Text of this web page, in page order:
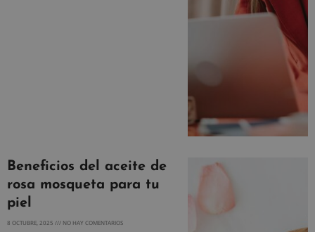
Beneficios del aceite de
rosa mosqueta para tu
piel
8 OCTUBRE, 2025 NO HAY COMENTARIOS